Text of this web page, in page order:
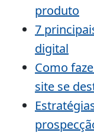
produto
7
digital
Como
site se